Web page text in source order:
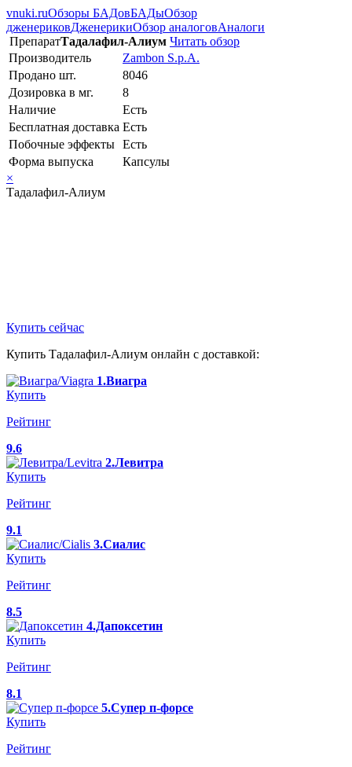
vnuki.ruОбзоры БАДовБАДыОбзор
дженериковДженерикиОбзор аналоговАналоги
ПрепаратТадалафил-Алиум Читать обзор
Производитель
Zambon S.p.A.
Продано шт.
8046
Дозировка в мг.
8
Наличие
Есть
Бесплатная доставка Есть
Побочные эффекты Есть
Форма выпуска
Капсулы
×
Тадалафил-Алиум
Купить сейчас
Купить Тадалафил-Алиум онлайн с доставкой:
1.Виагра
Купить
Рейтинг
9.6
2.Левитра
Купить
Рейтинг
9.1
3.Сиалис
Купить
Рейтинг
8.5
4.Дапоксетин
Купить
Рейтинг
8.1
5.Супер п-форсе
Купить
Рейтинг